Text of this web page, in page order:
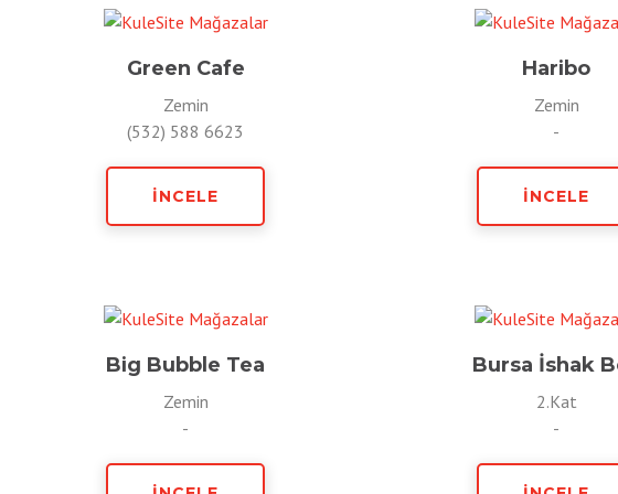
Green Cafe
Zemin
(532) 588 6623
İNCELE
Haribo
Zemin
-
İNCELE
Big Bubble Tea
Zemin
-
Bursa İshak
2.Kat
-